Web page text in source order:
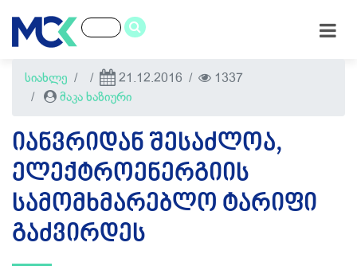
სიახლე 21.12.2016
1337
მაკა ხაზიური
ᲘᲐᲜᲕᲠᲘᲓᲐᲜ ᲨᲔᲡᲐᲫᲚᲝᲐ,
ᲔᲚᲔᲥᲢᲠᲝᲔᲜᲔᲠᲒᲘᲘᲡ
ᲡᲐᲛᲝᲛᲮᲛᲐᲠᲔᲑᲚᲝ ᲢᲐᲠᲘᲤᲘ
ᲒᲐᲫᲕᲘᲠᲓᲔᲡ